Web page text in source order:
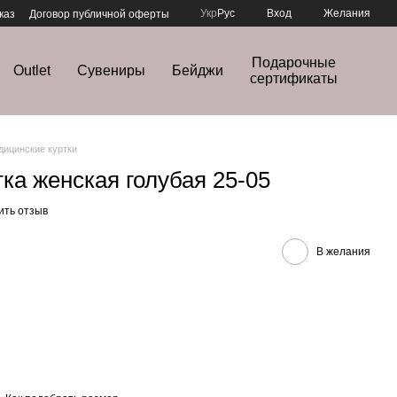
Договор публичной оферты
Укр Рус Вход Желания
Outlet Сувениры Бейджи
Подарочные
сертификаты
куртки
женская голубая 25-05
отзыв
В желания